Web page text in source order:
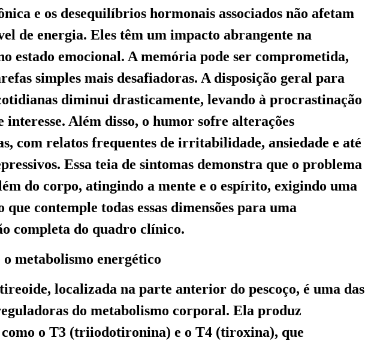
e os desequilíbrios hormonais associados não afetam
de energia. Eles têm um impacto abrangente na
estado emocional. A memória pode ser comprometida,
simples mais desafiadoras. A disposição geral para
diminui drasticamente, levando à procrastinação
interesse. Além disso, o humor sofre alterações
com relatos frequentes de irritabilidade, ansiedade e até
Essa teia de sintomas demonstra que o problema
do corpo, atingindo a mente e o espírito, exigindo uma
que contemple todas essas dimensões para uma
completa do quadro clínico.
metabolismo energético
localizada na parte anterior do pescoço, é uma das
do metabolismo corporal. Ela produz
o T3 (triiodotironina) e o T4 (tiroxina), que